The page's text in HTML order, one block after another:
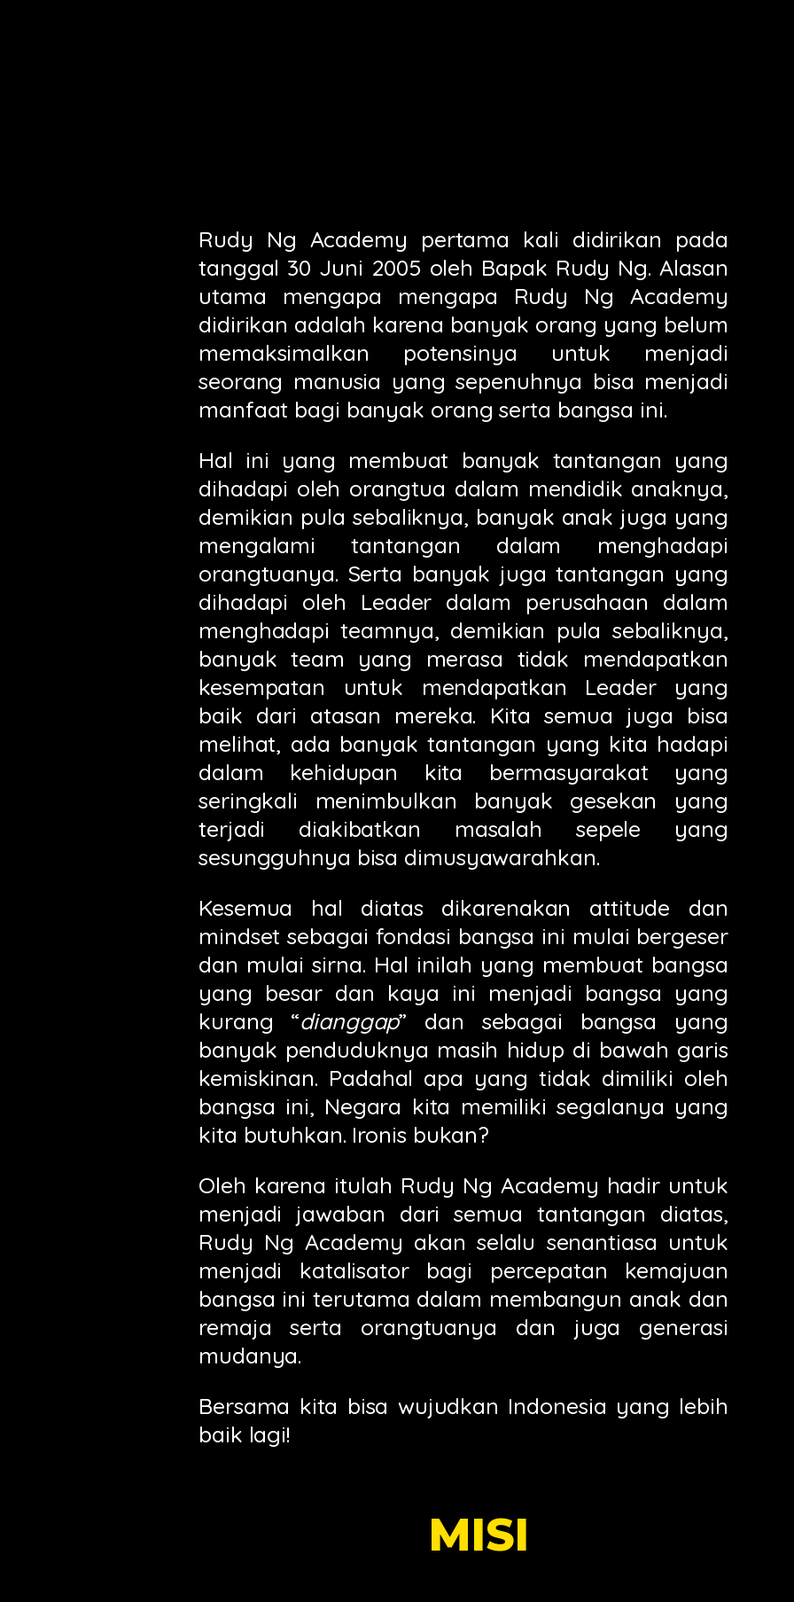
Rudy Ng Academy pertama kali didirikan pada
tanggal 30 Juni 2005 oleh Bapak Rudy Ng. Alasan
utama mengapa mengapa Rudy Ng Academy
didirikan adalah karena banyak orang yang belum
memaksimalkan potensinya untuk menjadi
seorang manusia yang sepenuhnya bisa menjadi
manfaat bagi banyak orang serta bangsa ini.
Hal ini yang membuat banyak tantangan yang
dihadapi oleh orangtua dalam mendidik anaknya,
demikian pula sebaliknya, banyak anak juga yang
mengalami tantangan dalam menghadapi
orangtuanya. Serta banyak juga tantangan yang
dihadapi oleh Leader dalam perusahaan dalam
menghadapi teamnya, demikian pula sebaliknya,
banyak team yang merasa tidak mendapatkan
kesempatan untuk mendapatkan Leader yang
baik dari atasan mereka. Kita semua juga bisa
melihat, ada banyak tantangan yang kita hadapi
dalam kehidupan kita bermasyarakat yang
seringkali menimbulkan banyak gesekan yang
terjadi diakibatkan masalah sepele yang
sesungguhnya bisa dimusyawarahkan.
Kesemua hal diatas dikarenakan attitude dan
mindset sebagai fondasi bangsa ini mulai bergeser
dan mulai sirna. Hal inilah yang membuat bangsa
yang besar dan kaya ini menjadi bangsa yang
kurang “dianggap” dan sebagai bangsa yang
banyak penduduknya masih hidup di bawah garis
kemiskinan. Padahal apa yang tidak dimiliki oleh
bangsa ini, Negara kita memiliki segalanya yang
kita butuhkan. Ironis bukan?
Oleh karena itulah Rudy Ng Academy hadir untuk
menjadi jawaban dari semua tantangan diatas,
Rudy Ng Academy akan selalu senantiasa untuk
menjadi katalisator bagi percepatan kemajuan
bangsa ini terutama dalam membangun anak dan
remaja serta orangtuanya dan juga generasi
mudanya.
Bersama kita bisa wujudkan Indonesia yang lebih
baik lagi!
MISI